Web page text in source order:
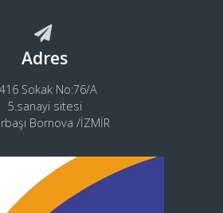
Adres
Sokak No:76/A
5.sanayi sitesi
Bornova /İZMİR